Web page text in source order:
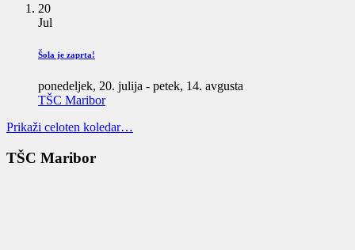
20
Jul
Šola je zaprta!
ponedeljek, 20. julija - petek, 14. avgusta
TŠC Maribor
Prikaži celoten koledar…
TŠC Maribor